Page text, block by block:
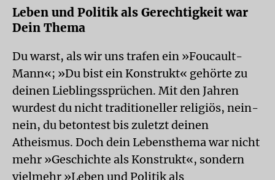
Leben und Politik als Gerechtigkeit war
Dein Thema
Du warst, als wir uns trafen ein »Foucault-
Mann«; »Du bist ein Konstrukt« gehörte zu
deinen Lieblingssprüchen. Mit den Jahren
wurdest du nicht traditioneller religiös, nein-
nein, du betontest bis zuletzt deinen
Atheismus. Doch dein Lebensthema war nicht
mehr »Geschichte als Konstrukt«, sondern
vielmehr »Leben und Politik als